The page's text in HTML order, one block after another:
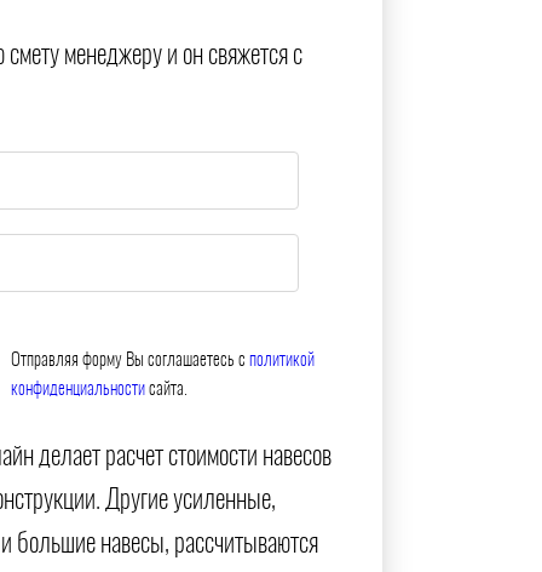
смету менеджеру и он свяжется с
Отправляя форму Вы соглашаетесь с политикой
конфиденциальности сайта.
делает расчет стоимости навесов
Другие усиленные,
большие навесы, рассчитываются